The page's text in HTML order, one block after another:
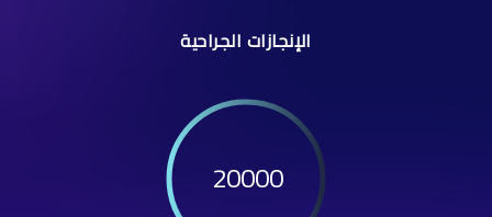
الإنجازات الجراحية
20000